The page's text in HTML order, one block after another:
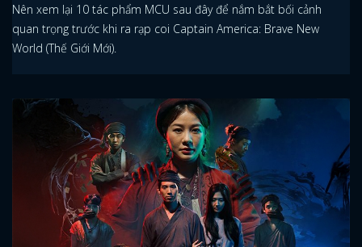
Nên xem lại 10 tác phẩm MCU sau đây để nắm bắt bối cảnh
quan trọng trước khi ra rạp coi Captain America: Brave New
World (Thế Giới Mới).